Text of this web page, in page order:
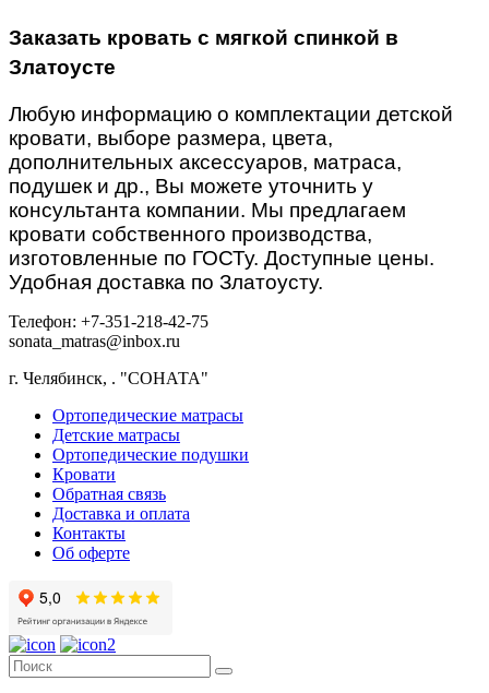
Заказать кровать с мягкой спинкой в
Златоусте
Любую информацию о комплектации детской
кровати, выборе размера, цвета,
дополнительных аксессуаров, матраса,
подушек и др., Вы можете уточнить у
консультанта компании. Мы предлагаем
кровати собственного производства,
изготовленные по ГОСТу. Доступные цены.
Удобная доставка по Златоусту.
Телефон: +7-351-218-42-75
sonata_matras@inbox.ru
г. Челябинск, . "СОНАТА"
Ортопедические матрасы
Детские матрасы
Ортопедические подушки
Кровати
Обратная связь
Доставка и оплата
Контакты
Об оферте